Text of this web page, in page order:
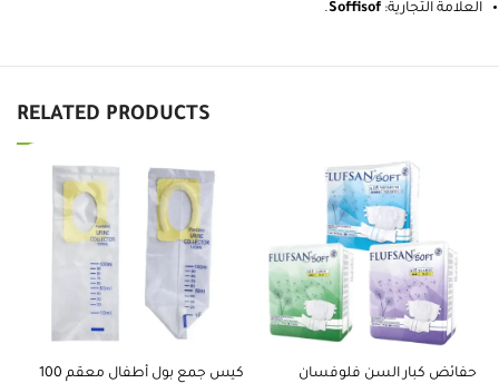
العلامة التجارية: Soffisof
.
RELATED PRODUCTS
حفائض كبار السن فلوفسان
كيس جمع بول أطفال معقم 100